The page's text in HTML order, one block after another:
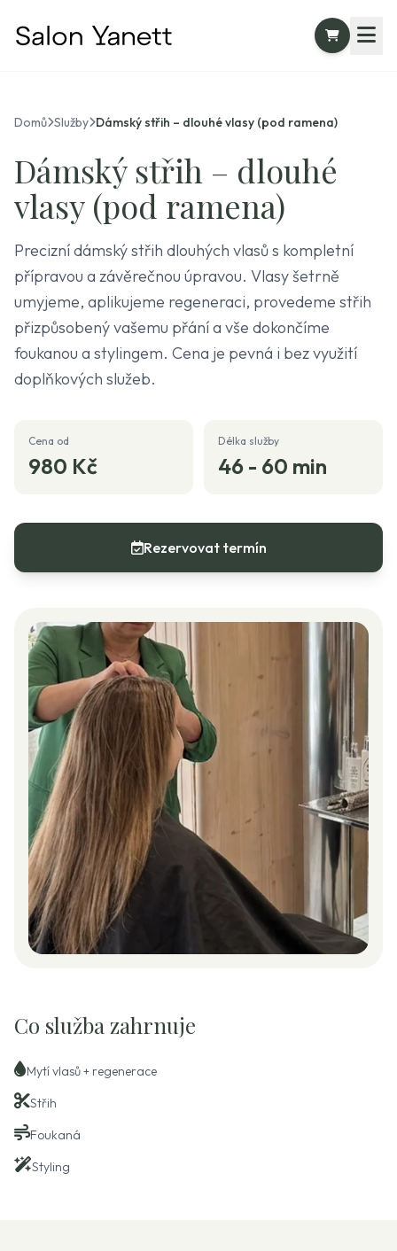
Domů Služby Dámský střih – dlouhé vlasy (pod ramena)
Dámský střih – dlouhé
vlasy (pod ramena)
Precizní dámský střih dlouhých vlasů s kompletní
přípravou a závěrečnou úpravou. Vlasy šetrně
umyjeme, aplikujeme regeneraci, provedeme střih
přizpůsobený vašemu přání a vše dokončíme
foukanou a stylingem. Cena je pevná i bez využití
doplňkových služeb.
Cena od
980 Kč
Délka služby
46 - 60 min
Rezervovat termín
Co služba zahrnuje
Mytí vlasů + regenerace
Střih
Foukaná
Styling